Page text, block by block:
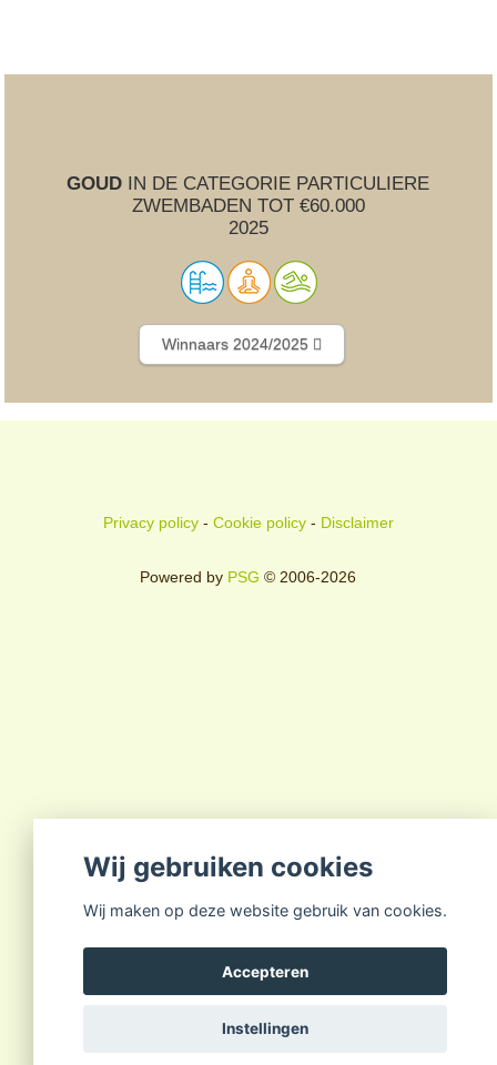
GOUD IN DE CATEGORIE PARTICULIERE
ZWEMBADEN TOT €60.000
2025
Winnaars 2024/2025
Privacy policy- Cookie policy- Disclaimer
Powered by PSG © 2006-2026
Wij gebruiken cookies
Wij maken op deze website gebruik van cookies.
Accepteren
Instellingen